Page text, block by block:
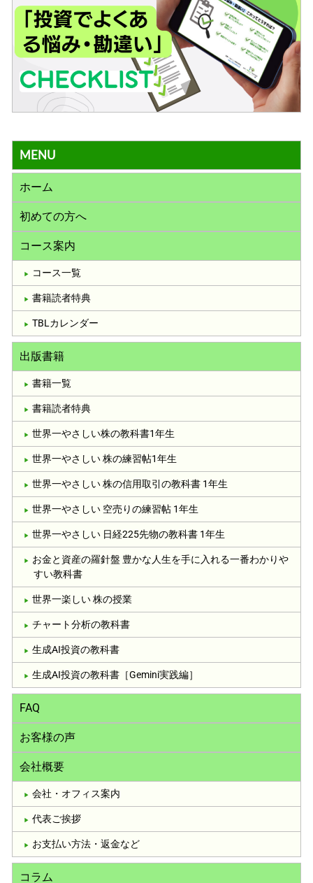
MENU
ホーム
初めての方へ
コース案内
コース一覧
書籍読者特典
TBLカレンダー
出版書籍
書籍一覧
書籍読者特典
世界一やさしい株の教科書1年生
世界一やさしい 株の練習帖1年生
世界一やさしい 株の信用取引の教科書 1年生
世界一やさしい 空売りの練習帖 1年生
世界一やさしい 日経225先物の教科書 1年生
お金と資産の羅針盤 豊かな人生を手に入れる一番わかりや
すい教科書
世界一楽しい 株の授業
チャート分析の教科書
生成AI投資の教科書
生成AI投資の教科書［Gemini実践編］
FAQ
お客様の声
会社概要
会社・オフィス案内
代表ご挨拶
お支払い方法・返金など
コラム